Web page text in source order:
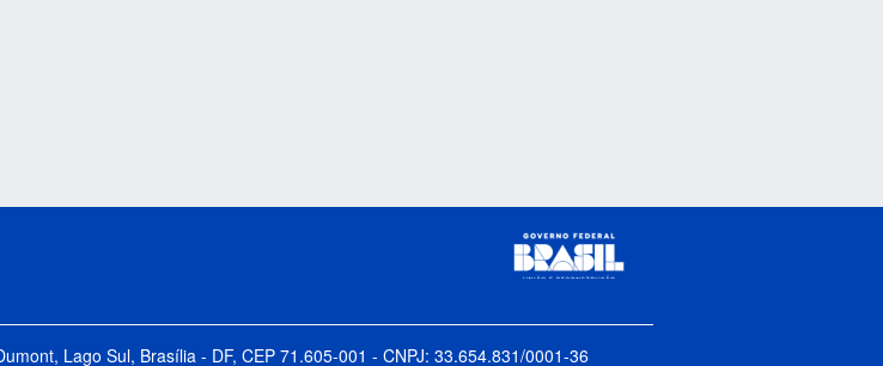
Lago Sul, Brasília - DF, CEP 71.605-001 - CNPJ: 33.654.831/0001-36